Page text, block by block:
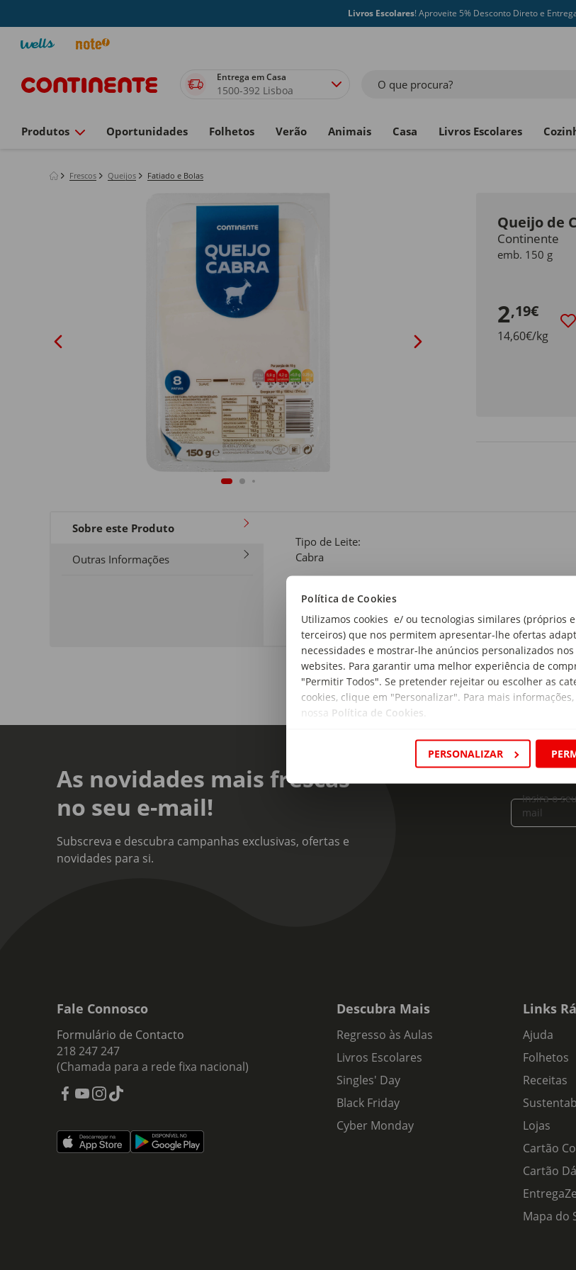
Política de Cookies
Utilizamos cookies e/ ou tecnologias similares (próprios
terceiros) que nos permitem apresentar-lhe ofertas
necessidades e mostrar-lhe anúncios personalizados nos
websites. Para garantir uma melhor experiência de
"Permitir Todos". Se pretender rejeitar ou escolher as
cookies, clique em "Personalizar". Para mais
nossa Política de Cookies
PERSONALIZAR
Livros Escolares! Aproveite 5% Desconto Direto e
Entrega em Casa
1500-392 Lisboa O que procura?
Produtos Oportunidades Folhetos Verão Animais Casa Livros Escolares
Frescos Queijos Fatiado e Bolas
Queijo de
Continente
emb. 150 g
2,19€
14,60€/kg
Sobre este Produto
Outras Informações
Tipo de Leite:
Cabra
Fatiado
As novidades mais frescas
no seu e-mail!
Subscreva e descubra campanhas exclusivas, ofertas e
novidades para si.
Insira o
mail
Fale Connosco
Formulário de Contacto
218 247 247
(Chamada para a rede fixa nacional)
Descubra Mais
Regresso às Aulas
Livros Escolares
Singles' Day
Black Friday
Cyber Monday
Links
Ajuda
Folhetos
Receitas
Lojas
Cartão
Cartão Dá
Mapa do